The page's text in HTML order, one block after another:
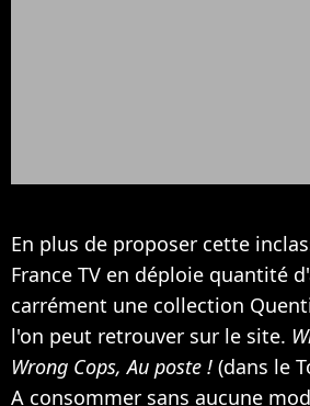
En plus de proposer cette
France TV en déploie quantité
carrément une collection
l'on peut retrouver sur le site.
Wrong Cops, Au poste ! (dans le
A consommer sans aucune